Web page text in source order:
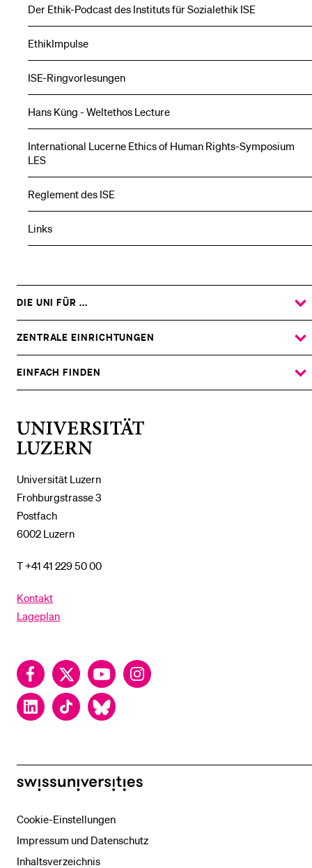
Der Ethik-Podcast des Instituts für Sozialethik ISE
EthikImpulse
ISE-Ringvorlesungen
Hans Küng - Weltethos Lecture
International Lucerne Ethics of Human Rights-Symposium
LES
Reglement des ISE
Links
Universität Luzern
Frohburgstrasse 3
Postfach
6002 Luzern
T +41 41 229 50 00
Kontakt
Lageplan
FacebookTwitter YouTubeInstagram
LinkedInTikTok Bluesky
DIE UNI FÜR ...
ZEIGE
DAS
UNTERMENÜ
ZENTRALE EINRICHTUNGEN
ZEIGE
DAS
UNTERMENÜ
EINFACH FINDEN
ZEIGE
DAS
swissuniversities
Cookie-Einstellungen
Impressum und Datenschutz
Inhaltsverzeichnis